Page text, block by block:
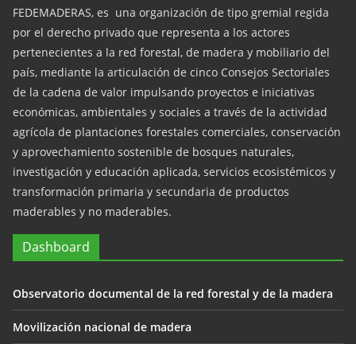
FEDEMADERAS, es una organización de tipo gremial regida
por el derecho privado que representa a los actores
pertenecientes a la red forestal, de madera y mobiliario del
país, mediante la articulación de cinco Consejos Sectoriales
de la cadena de valor impulsando proyectos e iniciativas
económicas, ambientales y sociales a través de la actividad
agrícola de plantaciones forestales comerciales, conservación
y aprovechamiento sostenible de bosques naturales,
investigación y educación aplicada, servicios ecosistémicos y
transformación primaria y secundaria de productos
maderables y no maderables.
Dashboard
Observatorio documental de la red forestal y de la madera
Movilización nacional de madera